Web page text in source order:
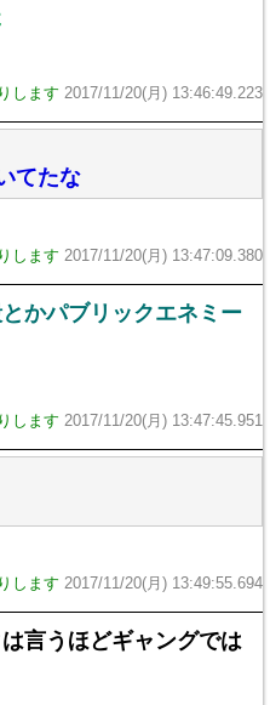
します 2017/11/20(月) 13:46:49.223
てたな
します 2017/11/20(月) 13:47:09.380
かパブリックエネミー
します 2017/11/20(月) 13:47:45.951
します 2017/11/20(月) 13:49:55.694
言うほどギャングでは